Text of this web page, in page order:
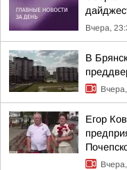
Вчера,
В
Егор